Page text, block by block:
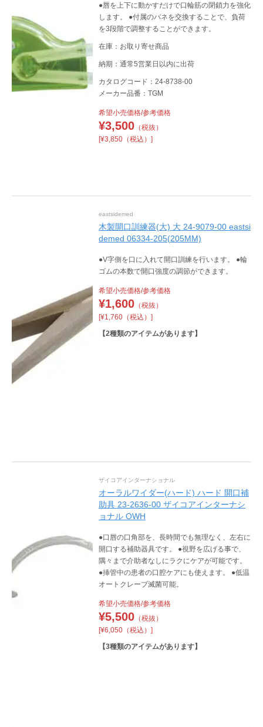
●唇を上下に動かすだけで口輪筋の閉鎖力を強化
します。 ●付属のバネを交換することで、負荷
を3段階で調整することができます。
在庫：お取り寄せ商品
納期：通常5営業日以内に出荷
カタログコード：24-8738-00
メーカー品番：TGM
希望小売価格/参考価格
¥3,500（税抜）
[¥3,850（税込）]
eastsidemed
木製開口訓練器(大) 大 24-9079-00 eastsi
demed 06334-205(205MM)
●V字側を口に入れて開口訓練を行います。 ●輪
ゴムの本数で開口強度の調節ができます。
希望小売価格/参考価格
¥1,600（税抜）
[¥1,760（税込）]
【2種類のアイテムがあります】
ザイコアインターナショナル
オーラルワイダー(ハード) ハード 開口補
助具 23-2636-00 ザイコアインターナシ
ョナル OWH
●口唇の口角部を、長時間でも無理なく、左右に
開口する補助器具です。 ●視野を広げる事で、
隅々まで介助者なしにラクにケアが可能です。
●挿管中の患者の口腔ケアにも使えます。 ●低温
オートクレーブ滅菌可能。
希望小売価格/参考価格
¥5,500（税抜）
[¥6,050（税込）]
【3種類のアイテムがあります】